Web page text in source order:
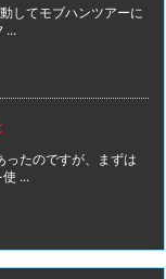
してモブハンツアーに
...
ったのですが、まずは
...